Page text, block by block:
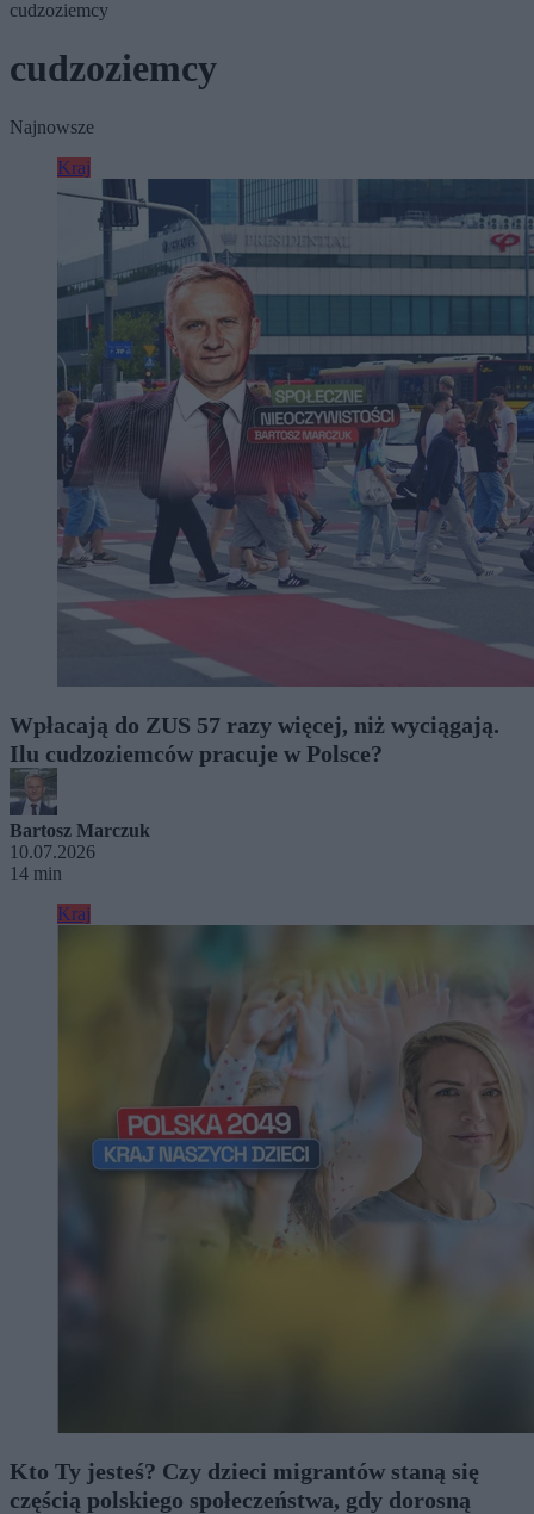
cudzoziemcy
cudzoziemcy
Najnowsze
Kraj
Wpłacają do ZUS 57 razy więcej, niż wyciągają.
Ilu cudzoziemców pracuje w Polsce?
Bartosz Marczuk
10.07.2026
14 min
Kraj
Kto Ty jesteś? Czy dzieci migrantów staną się
częścią polskiego społeczeństwa, gdy dorosną